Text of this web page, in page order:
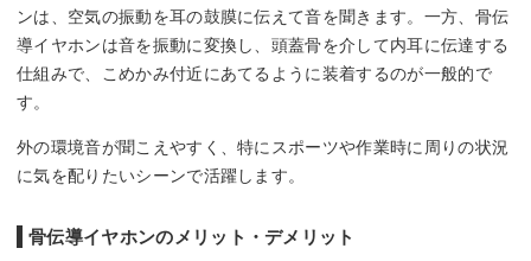
ンは、空気の振動を耳の鼓膜に伝えて音を聞きます。一方、骨伝
導イヤホンは音を振動に変換し、頭蓋骨を介して内耳に伝達する
仕組みで、こめかみ付近にあてるように装着するのが一般的で
す。
外の環境音が聞こえやすく、特にスポーツや作業時に周りの状況
に気を配りたいシーンで活躍します。
骨伝導イヤホンのメリット・デメリット